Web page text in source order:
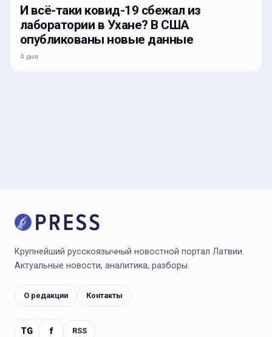
И всё-таки ковид-19 сбежал из
лаборатории в Ухане? В США
опубликованы новые данные
4 дня
Крупнейший русскоязычный новостной портал Латвии.
Актуальные новости, аналитика, разборы.
О редакции Контакты
TG f RSS